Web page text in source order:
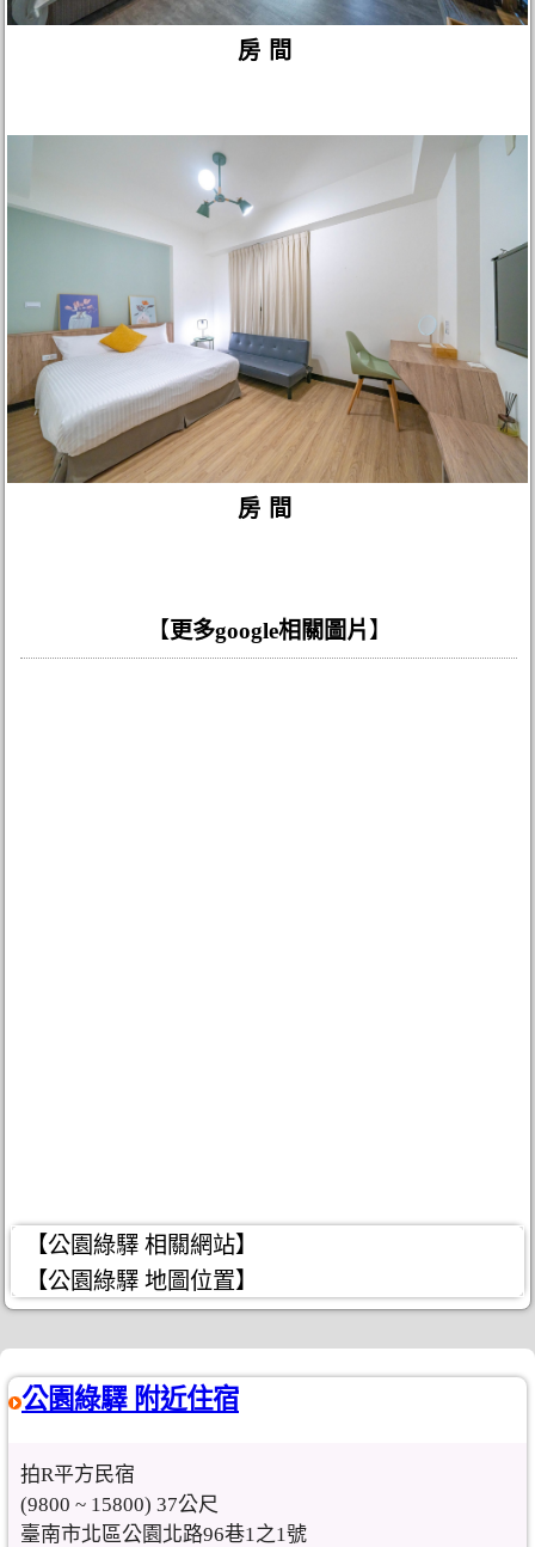
房間
房間
【更多google相關圖片 】
【公園綠驛 相關網站】
【公園綠驛 地圖位置】
公園綠驛 附近住宿
拍R平方民宿
(9800 ~ 15800) 37公尺
臺南市北區公園北路96巷1之1號